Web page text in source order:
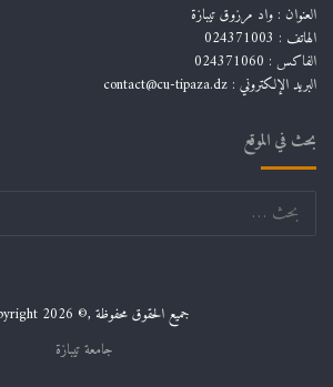
العنوان : واد مرزوق تيبازة
الهاتف : 024371003
الفاكس : 024371060
البريد الإلكتروني : contact@cu-tipaza.dz
بحث في الموقع
جميع الحقوق محفوظة ,© Copyright 2026
جامعة تيبازة